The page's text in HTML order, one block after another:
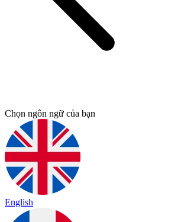
Chọn ngôn ngữ của bạn
English